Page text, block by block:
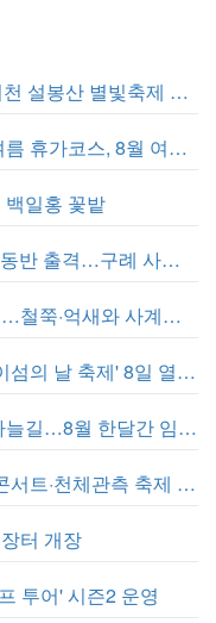
김용빈·YB·박서진 뜬다…이천 설봉산 별빛축제 8월 개막
밀양·진주·거제 품은 경남 여름 휴가코스, 8월 여행지 BEST 7
일홍 꽃밭
최수종 하희라, '여행사담3' 동반 출격…구례 사성암, 섬진강대나무숲길등
합천 황매산, 여름 수국까지…철쭉·억새와 사계절 관광지 완성
통영 용호도서 '제2회 고양이섬의 날 축제' 8일 열린다
잔도길 명소, 순창 용궐산 하늘길…8월 한달간 임시 휴장
함안 말이산고분군서 별빛콘서트·천체관측 축제 8일 개막
터 개장
투어' 시즌2 운영